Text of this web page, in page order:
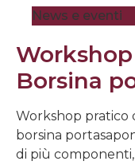
News e eventi
Borsina
Workshop pratico
borsina
di più